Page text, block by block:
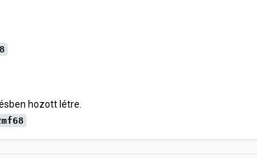
hozott létre.